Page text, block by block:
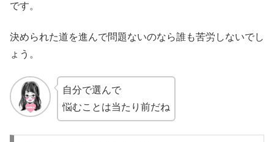
です。
決められた道を進んで問題ないのなら誰も苦労しないでし
ょう。
自分で選んで
悩むことは当たり前だね